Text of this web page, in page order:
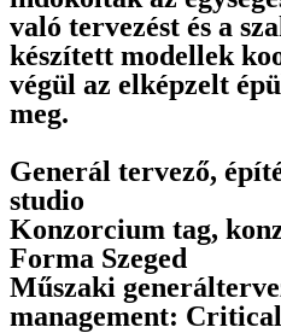
való tervezést és a
készített modellek
végül az elképzelt
meg.
Generál tervező,
studio
Konzorcium tag,
Forma Szeged
Műszaki
management: